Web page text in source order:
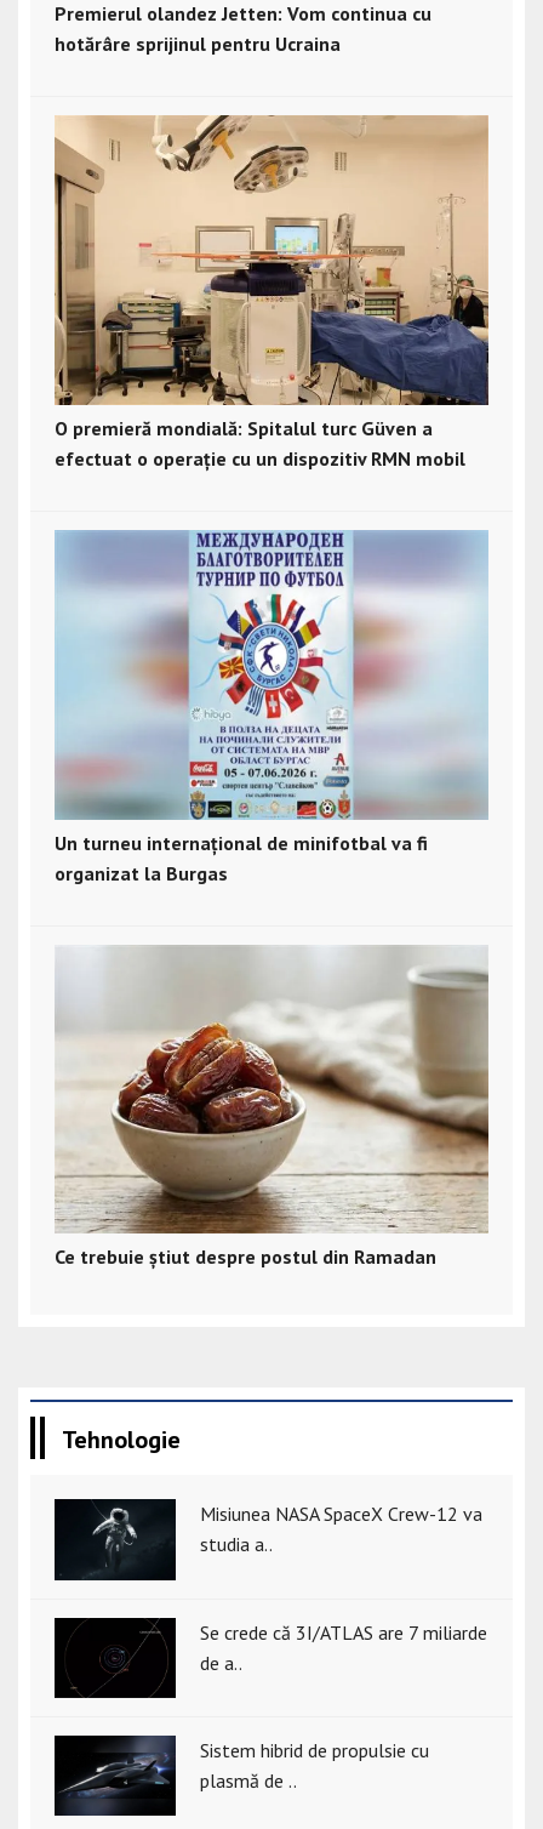
Premierul olandez Jetten: Vom continua cu
hotărâre sprijinul pentru Ucraina
O premieră mondială: Spitalul turc Güven a
efectuat o operație cu un dispozitiv RMN mobil
Un turneu internațional de minifotbal va fi
organizat la Burgas
Ce trebuie știut despre postul din Ramadan
Tehnologie
Misiunea NASA SpaceX Crew-12 va
studia a..
Se crede că 3I/ATLAS are 7 miliarde
de a..
Sistem hibrid de propulsie cu
plasmă de ..